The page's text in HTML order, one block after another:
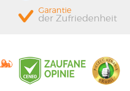
Garantie
der Zufriedenheit